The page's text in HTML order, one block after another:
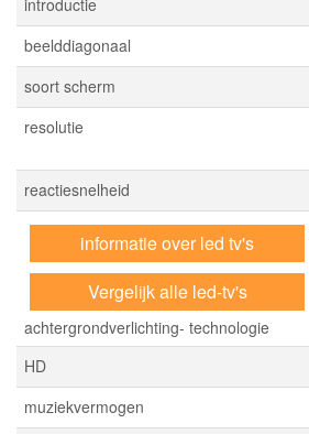
beelddiagonaal
soort scherm
resolutie
reactiesnelheid
informatie over led tv's
Vergelijk alle led-tv's
achtergrondverlichting- technologie
HD
muziekvermogen